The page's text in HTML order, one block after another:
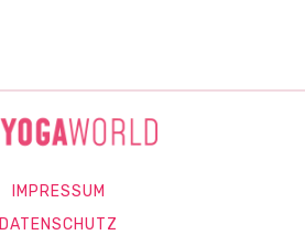
IMPRESSUM
DATENSCHUTZ